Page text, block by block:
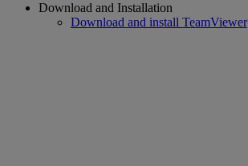
Download and Installation
Download and install TeamViewer